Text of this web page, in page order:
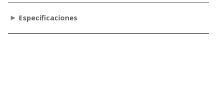
Especificaciones